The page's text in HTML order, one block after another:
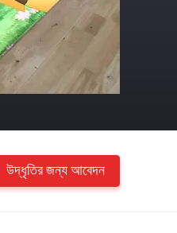
উদ্ধৃতির জন্য আবেদন